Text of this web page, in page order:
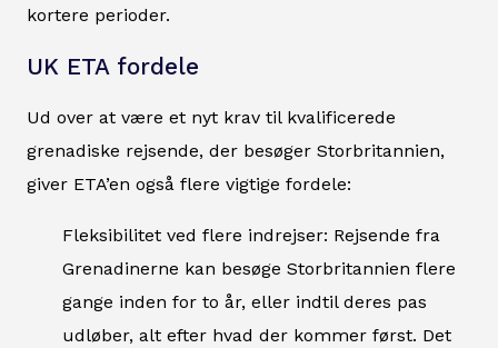
kortere perioder.
UK ETA fordele
Ud over at være et nyt krav til kvalificerede
grenadiske rejsende, der besøger Storbritannien,
giver ETA’en også flere vigtige fordele:
Fleksibilitet ved flere indrejser: Rejsende fra
Grenadinerne kan besøge Storbritannien flere
gange inden for to år, eller indtil deres pas
udløber, alt efter hvad der kommer først. Det